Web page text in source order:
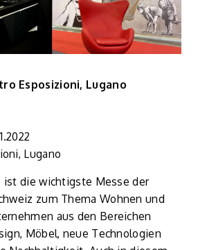
Esposizioni, Lugano
Lugano
ist die wichtigste Messe der
zum Thema Wohnen und
aus den Bereichen
Möbel, neue Technologien